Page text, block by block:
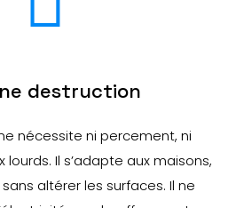
destruction
nécessite ni percement, ni
lourds. Il s’adapte aux maisons,
altérer les surfaces. Il ne